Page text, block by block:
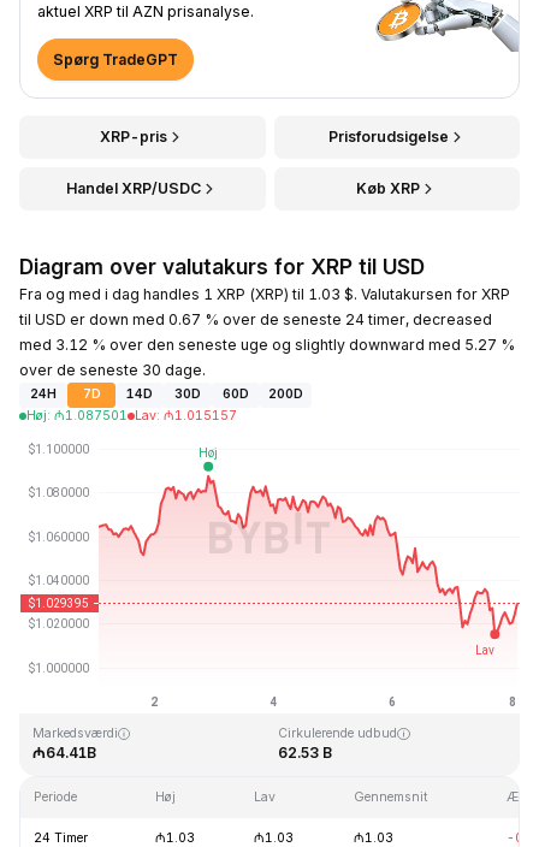
aktuel XRP til AZN prisanalyse.
Spørg TradeGPT
XRP-pris Prisforudsigelse
Handel XRP/USDC Køb XRP
Diagram over valutakurs for XRP til USD
Fra og med i dag handles 1 XRP (XRP) til 1.03 $. Valutakursen for XRP
til USD er down med 0.67 % over de seneste 24 timer, decreased
med 3.12 % over den seneste uge og slightly downward med 5.27 %
over de seneste 30 dage.
24H 7D 14D 30D 60D
200D
Høj: ₼1.087501 Lav: ₼1.015157
All Time High
Markedsværdi
₼64.41B
Cirkulerende udbud
62.53 B
Periode Høj Lav Gennemsnit
24 Timer ₼1.03 ₼1.03 ₼1.03 -